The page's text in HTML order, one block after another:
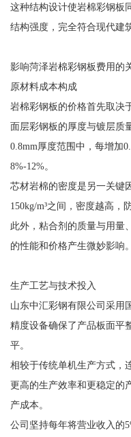
这种结构设计使岩棉彩钢板
结构强度，完全符合现代建
影响菏泽岩棉彩钢板费用的
原材料成本构成
岩棉彩钢板的价格首先取决
面层彩钢板的厚度与镀层质
0.8mm厚度范围中，每增加
8%-12%。
芯材岩棉的密度是另一关键
150kg/m³之间，密度越高，
此外，粘合剂的质量与用量
的性能和价格产生微妙影响。
生产工艺与技术投入
山东中汇彩钢有限公司采用
精度设备确保了产品板面平
平。
相较于传统单机生产方式，
更高的生产效率和更稳定的
产成本。
公司坚持每年将营业收入的